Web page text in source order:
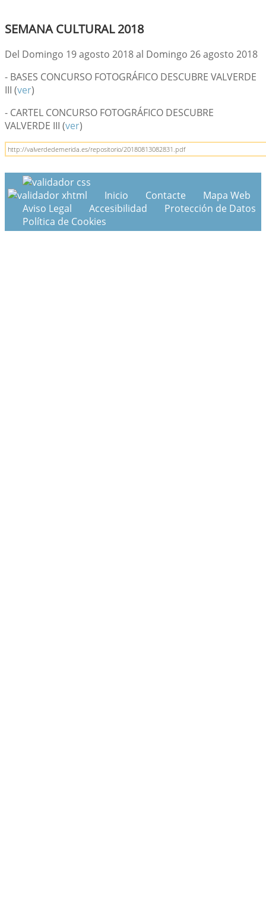
SEMANA CULTURAL 2018
Del Domingo 19 agosto 2018 al Domingo 26 agosto 2018
- BASES CONCURSO FOTOGRÁFICO DESCUBRE VALVERDE
III (ver)
- CARTEL CONCURSO FOTOGRÁFICO DESCUBRE
VALVERDE III (ver)
http://valverdedemerida.es/repositorio/20180813082831.pdf
Inicio Contacte
Mapa Web
Aviso Legal
Accesibilidad
Protección de Datos
Política de Cookies